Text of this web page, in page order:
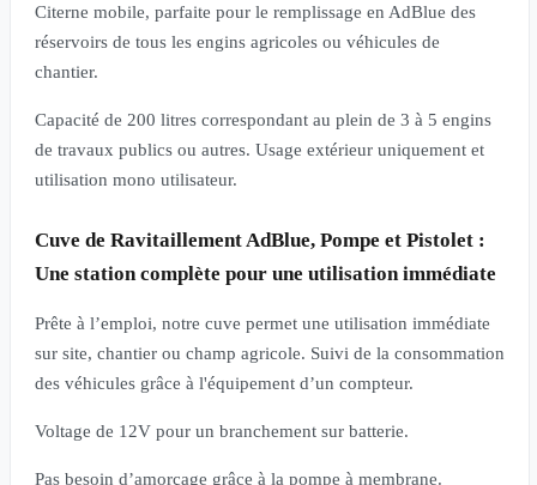
Citerne mobile, parfaite pour le remplissage en AdBlue des
réservoirs de tous les engins agricoles ou véhicules de
chantier.
Capacité de 200 litres correspondant au plein de 3 à 5 engins
de travaux publics ou autres. Usage extérieur uniquement et
utilisation mono utilisateur.
Cuve de Ravitaillement AdBlue, Pompe et Pistolet :
Une station complète pour une utilisation immédiate
Prête à l’emploi, notre cuve permet une utilisation immédiate
sur site, chantier ou champ agricole. Suivi de la consommation
des véhicules grâce à l'équipement d’un compteur.
Voltage de 12V pour un branchement sur batterie.
Pas besoin d’amorçage grâce à la pompe à membrane.